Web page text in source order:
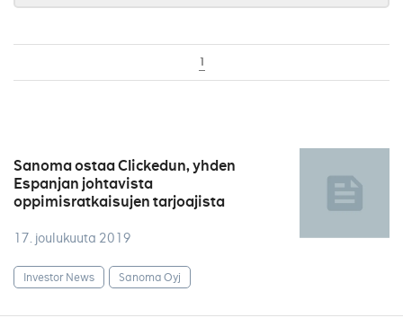
1
Sanoma ostaa Clickedun, yhden
Espanjan johtavista
oppimisratkaisujen tarjoajista
17. joulukuuta 2019
Investor News Sanoma Oyj